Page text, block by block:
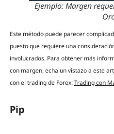
Ejemplo: Margen
Este método puede parecer
puesto que requiere una
involucrados. Para obtener más
con margen, echa un vistazo a este
con el trading de Forex:Trading con
Pip